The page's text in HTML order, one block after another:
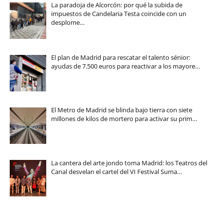
La paradoja de Alcorcón: por qué la subida de
impuestos de Candelaria Testa coincide con un
desplome…
El plan de Madrid para rescatar el talento sénior:
ayudas de 7.500 euros para reactivar a los mayore…
El Metro de Madrid se blinda bajo tierra con siete
millones de kilos de mortero para activar su prim…
La cantera del arte jondo toma Madrid: los Teatros del
Canal desvelan el cartel del VI Festival Suma…